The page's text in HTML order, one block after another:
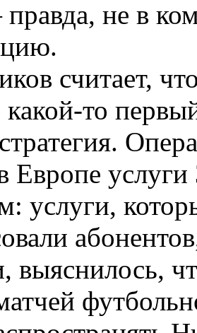
не в
считает,
какой-то
Европе услуги
услуги,
выяснилось,